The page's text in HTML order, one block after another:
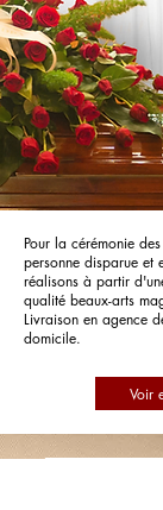
Pour la cérémonie
personne disparue et
réalisons à partir
qualité beaux-arts
Livraison en agence
domicile.
Voir